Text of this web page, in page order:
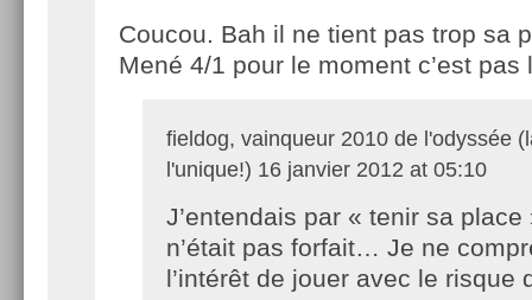
Coucou. Bah il ne tient pas trop sa
Mené 4/1 pour le moment c’est pas
fieldog, vainqueur 2010 de l'odyssée
l'unique!) 16 janvier 2012 at 05:10
J’entendais par « tenir sa place
n’était pas forfait… Je ne
l’intérêt de jouer avec le risque